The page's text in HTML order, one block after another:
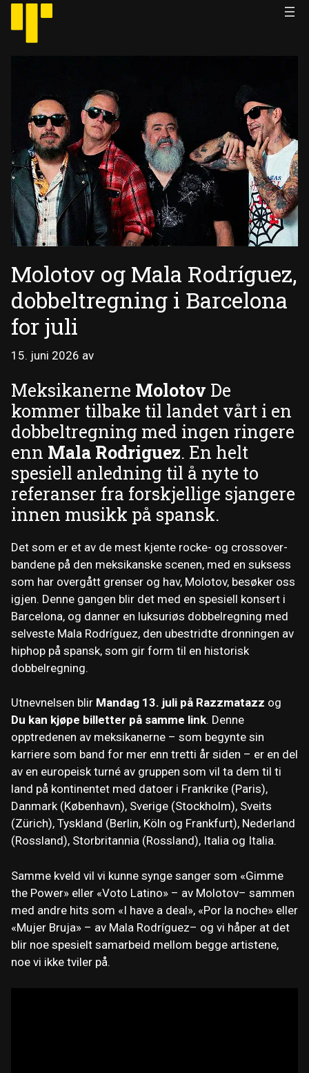
Hopp
innhold
Molotov og Mala Rodríguez,
dobbeltregning i Barcelona
for juli
15. juni 2026 av
Meksikanerne Molotov De
kommer tilbake til landet vårt i en
dobbeltregning med ingen ringere
enn Mala Rodriguez. En helt
spesiell anledning til å nyte to
referanser fra forskjellige sjangere
innen musikk på spansk.
Det som er et av de mest kjente rocke- og crossover-
bandene på den meksikanske scenen, med en suksess
som har overgått grenser og hav, Molotov, besøker oss
igjen. Denne gangen blir det med en spesiell konsert i
Barcelona, ​​og danner en luksuriøs dobbelregning med
selveste Mala Rodríguez, den ubestridte dronningen av
hiphop på spansk, som gir form til en historisk
dobbelregning.
Utnevnelsen blir Mandag 13. juli på Razzmatazz og
Du kan kjøpe billetter på samme link. Denne
opptredenen av meksikanerne – som begynte sin
karriere som band for mer enn tretti år siden – er en del
av en europeisk turné av gruppen som vil ta dem til ti
land på kontinentet med datoer i Frankrike (Paris),
Danmark (København), Sverige (Stockholm), Sveits
(Zürich), Tyskland (Berlin, Köln og Frankfurt), Nederland
(Rossland), Storbritannia (Rossland), Italia og Italia.
Samme kveld vil vi kunne synge sanger som «Gimme
the Power» eller «Voto Latino» – av Molotov– sammen
med andre hits som «I have a deal», «Por la noche» eller
«Mujer Bruja» – av Mala Rodríguez– og vi håper at det
blir noe spesielt samarbeid mellom begge artistene,
noe vi ikke tviler på.